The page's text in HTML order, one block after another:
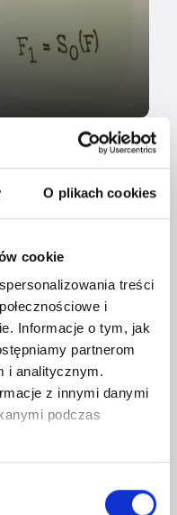
O plikach cookies
cookie
treści
i
Informacje o tym, jak
partnerom
i analitycznym.
z innymi danymi
podczas